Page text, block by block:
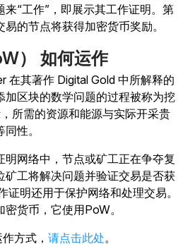
“工作”，即展示其工作证明。第
的节点将获得加密货币奖励。
） 如何运作
在其著作 Digital Gold 中所解释的
加区块的数学问题的过程被称为挖
所需的资源和能源与实际开采贵
性。
网络中， 节点或矿工正在争夺复
矿工将解决问题并验证交易是否获
证明还用于保护网络和处理交易。
货币，它使用PoW。
方式， 请点击此处。